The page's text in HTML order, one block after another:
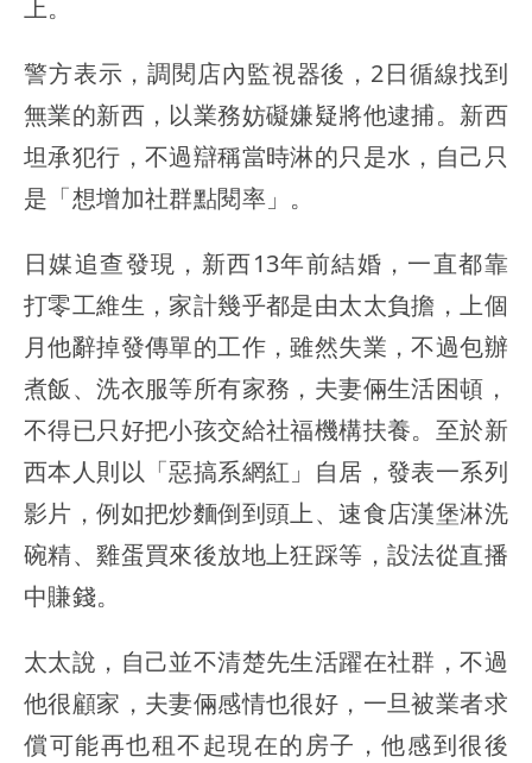
上。
警方表示，調閱店內監視器後，2日循線找到
無業的新西，以業務妨礙嫌疑將他逮捕。新西
坦承犯行，不過辯稱當時淋的只是水，自己只
是「想增加社群點閱率」。
日媒追查發現，新西13年前結婚，一直都靠
打零工維生，家計幾乎都是由太太負擔，上個
月他辭掉發傳單的工作，雖然失業，不過包辦
煮飯、洗衣服等所有家務，夫妻倆生活困頓，
不得已只好把小孩交給社福機構扶養。至於新
西本人則以「惡搞系網紅」自居，發表一系列
影片，例如把炒麵倒到頭上、速食店漢堡淋洗
碗精、雞蛋買來後放地上狂踩等，設法從直播
中賺錢。
太太說，自己並不清楚先生活躍在社群，不過
他很顧家，夫妻倆感情也很好，一旦被業者求
償可能再也租不起現在的房子，他感到很後